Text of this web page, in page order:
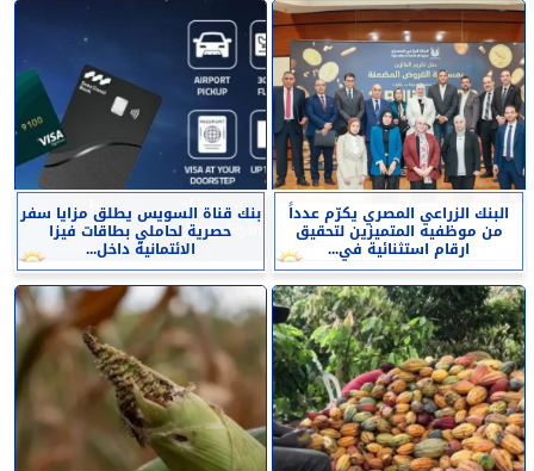
البنك الزراعي المصري يكرّم عدداً
من موظفيه المتميزين لتحقيق
ارقام استثنائية في...
بنك قناة السويس يطلق مزايا سفر
حصرية لحاملي بطاقات فيزا
الائتمانية داخل...